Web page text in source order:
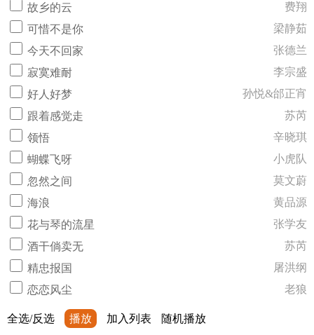
故乡的云
费翔
可惜不是你
梁静茹
今天不回家
张德兰
寂寞难耐
李宗盛
好人好梦
孙悦&邰正宵
跟着感觉走
苏芮
领悟
辛晓琪
蝴蝶飞呀
小虎队
忽然之间
莫文蔚
海浪
黄品源
花与琴的流星
张学友
酒干倘卖无
苏芮
精忠报国
屠洪纲
恋恋风尘
老狼
全选/反选 播放 加入列表 随机播放